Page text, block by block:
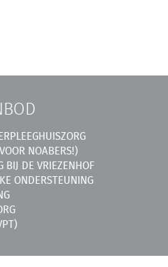
NOABERS!)
BIJ DE VRIEZENHOF
ONDERSTEUNING